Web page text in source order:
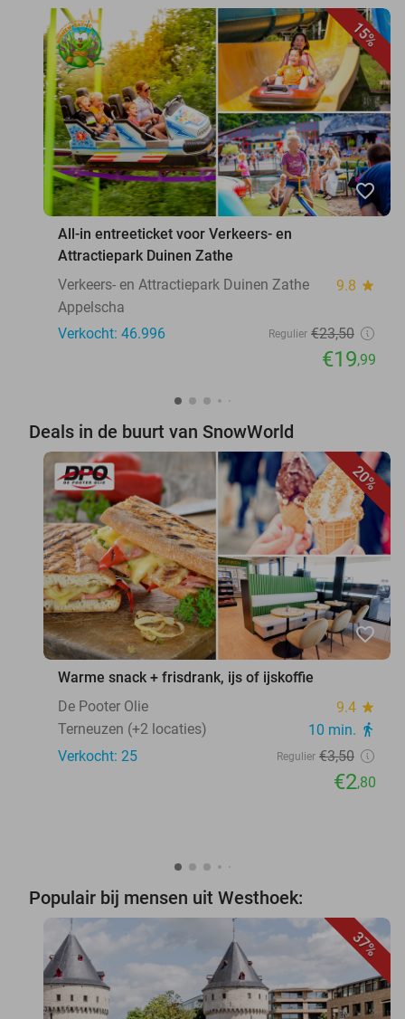
15%
favorite_border
All-in entreeticket voor Verkeers- en
Attractiepark Duinen Zathe
Verkeers- en Attractiepark Duinen Zathe
9.8 star
Appelscha
Verkocht: 46.996
Regulier €23,50
€19,99
Deals in de buurt van SnowWorld
20%
favorite_border
Warme snack + frisdrank, ijs of ijskoffie
De Pooter Olie
9.4 star
Terneuzen (+2 locaties) 10 min. directions_walk
Verkocht: 25 Regulier €3,50
€2,80
Populair bij mensen uit Westhoek:
37%